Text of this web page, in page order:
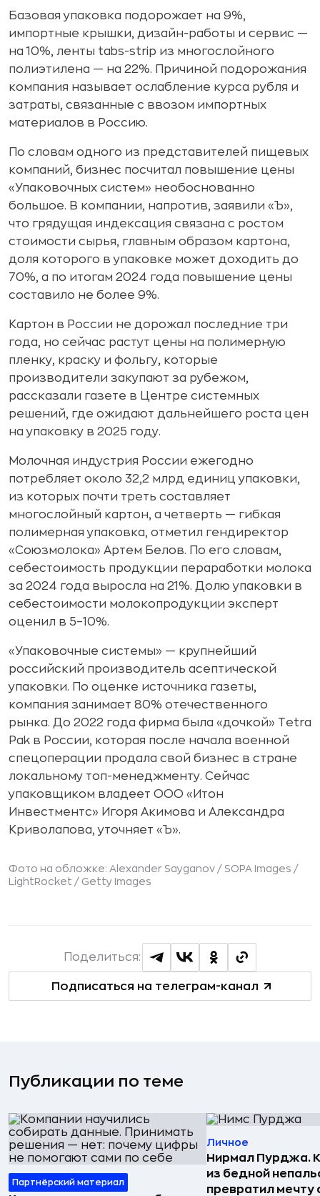
Базовая упаковка подорожает на 9%,
импортные крышки, дизайн-работы и сервис —
на 10%, ленты tabs-strip из многослойного
полиэтилена — на 22%. Причиной подорожания
компания называет ослабление курса рубля и
затраты, связанные с ввозом импортных
материалов в Россию.
По словам одного из представителей пищевых
компаний, бизнес посчитал повышение цены
«Упаковочных систем» необоснованно
большое. В компании, напротив, заявили «Ъ»,
что грядущая индексация связана с ростом
стоимости сырья, главным образом картона,
доля которого в упаковке может доходить до
70%, а по итогам 2024 года повышение цены
составило не более 9%.
Картон в России не дорожал последние три
года, но сейчас растут цены на полимерную
пленку, краску и фольгу, которые
производители закупают за рубежом,
рассказали газете в Центре системных
решений, где ожидают дальнейшего роста цен
на упаковку в 2025 году.
Молочная индустрия России ежегодно
потребляет около 32,2 млрд единиц упаковки,
из которых почти треть составляет
многослойный картон, а четверть — гибкая
полимерная упаковка, отметил гендиректор
«Союзмолока» Артем Белов. По его словам,
себестоимость продукции пераработки молока
за 2024 года выросла на 21%. Долю упаковки в
себестоимости молокопродукции эксперт
оценил в 5–10%.
«Упаковочные системы» — крупнейший
российский производитель асептической
упаковки. По оценке источника газеты,
компания занимает 80% отечественного
рынка. До 2022 года фирма была «дочкой» Tetra
Pak в России, которая после начала военной
спецоперации продала свой бизнес в стране
локальному топ-менеджменту. Сейчас
упаковщиком владеет ООО «Итон
Инвестментс» Игоря Акимова и Александра
Криволапова, уточняет «Ъ».
Фото на обложке: Alexander Sayganov / SOPA Images /
LightRocket / Getty Images
Подписаться на телеграм-канал
Поделиться:
Публикации по теме
Партнёрский материал
Личное
Нирмал Пурджа.
из бедной
превратил мечту